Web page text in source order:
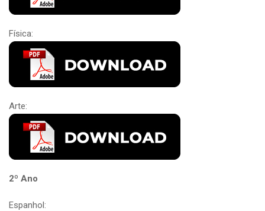
Física:
Arte:
2º Ano
Espanhol: